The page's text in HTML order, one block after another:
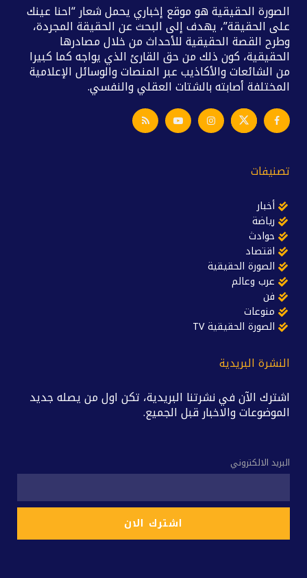
الصورة الحقيقية هو موقع إخباري يحمل شعار “احنا عينك
على الحقيقة”، يهدف إلى البحث عن الحقيقة المجردة،
وطرح القصة الحقيقية للأحداث من خلال مصادرها
الحقيقية، كون ذلك من حق القارئ الذي يواجه كما كبيرا
من الشائعات والأكاذيب عبر المنصات والوسائل الإعلامية
المختلفة أصابته بالشتات العقلي والنفسي.
تصنيفات
أخبار
رياضة
حوادث
اقتصاد
الصورة الحقيقية
عرب وعالم
فن
منوعات
الصورة الحقيقية TV
النشرة البريدية
اشترك الآن في نشرتنا البريدية، تكن اول من يصله جديد
الموضوعات والاخبار قبل الجميع.
البريد الالكتروني